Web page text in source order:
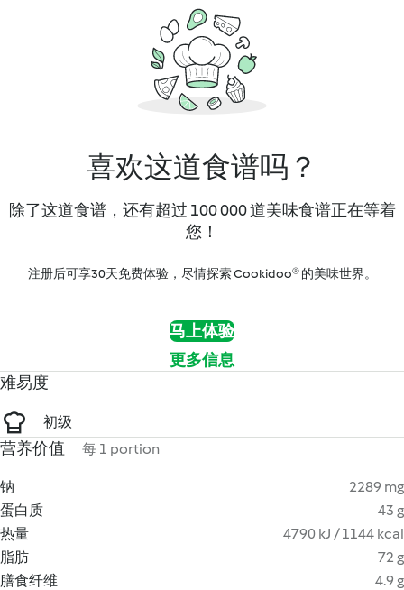
喜欢这道食谱吗？
除了这道食谱，还有超过 100 000 道美味食谱正在等着
您！
注册后可享30天免费体验，尽情探索 Cookidoo® 的美味世界。
马上体验
更多信息
难易度
初级
营养价值 每 1 portion
钠
2289 mg
蛋白质
43 g
热量
4790 kJ / 1144 kcal
脂肪
72 g
膳食纤维
4.9 g